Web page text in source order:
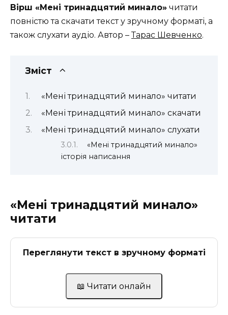
Вірш «Мені тринадцятий минало» читати
повністю та скачати текст у зручному форматі, а
також слухати аудіо. Автор –Тарас Шевченко.
Зміст
«Мені тринадцятий минало» читати
«Мені тринадцятий минало» скачати
«Мені тринадцятий минало» слухати
«Мені тринадцятий минало»
історія написання
«Мені тринадцятий минало»
читати
Переглянути текст в зручному форматі
📖 Читати онлайн